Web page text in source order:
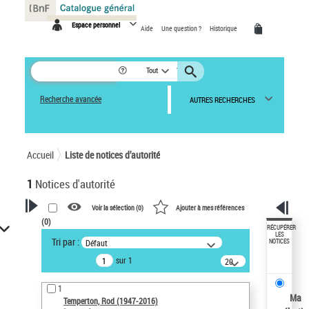
Espace personnel Aide Une question ? Historique
Tout
Recherche avancée AUTRES RECHERCHES
Accueil Liste de notices d’autorité
1 Notices d'autorité
VOTRE RECHERCHE
Recherche avancée dans les
notices d’autorité
Œuvres liées à l'auteur :
Temperton, Rod (1947-2016)
Voir la sélection (0) Ajouter à mes références
(0)
Tri par : Défaut
sur 1
20
résultats/page
1
Temperton, Rod (1947-2016)
RÉCUPÉRER
LES
NOTICES
Ma
Panneau de gestion des cookies